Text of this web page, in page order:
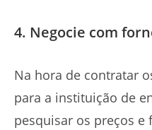
4. Negocie com
Na hora de contratar
para a instituição de
pesquisar os preços e